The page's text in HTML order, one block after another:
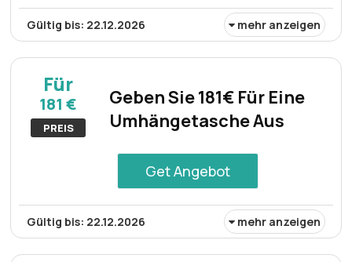
Gültig bis: 22.12.2026 mehr anzeigen
Langlebigkeit und modische Attraktivität ausgelegt und
ergänzt jedes Outfit mit zeitloser Eleganz.
Für
181 €
PREIS
Geben Sie 181€ Für Eine
Umhängetasche Aus
Get Angebot
Gültig bis: 22.12.2026 mehr anzeigen